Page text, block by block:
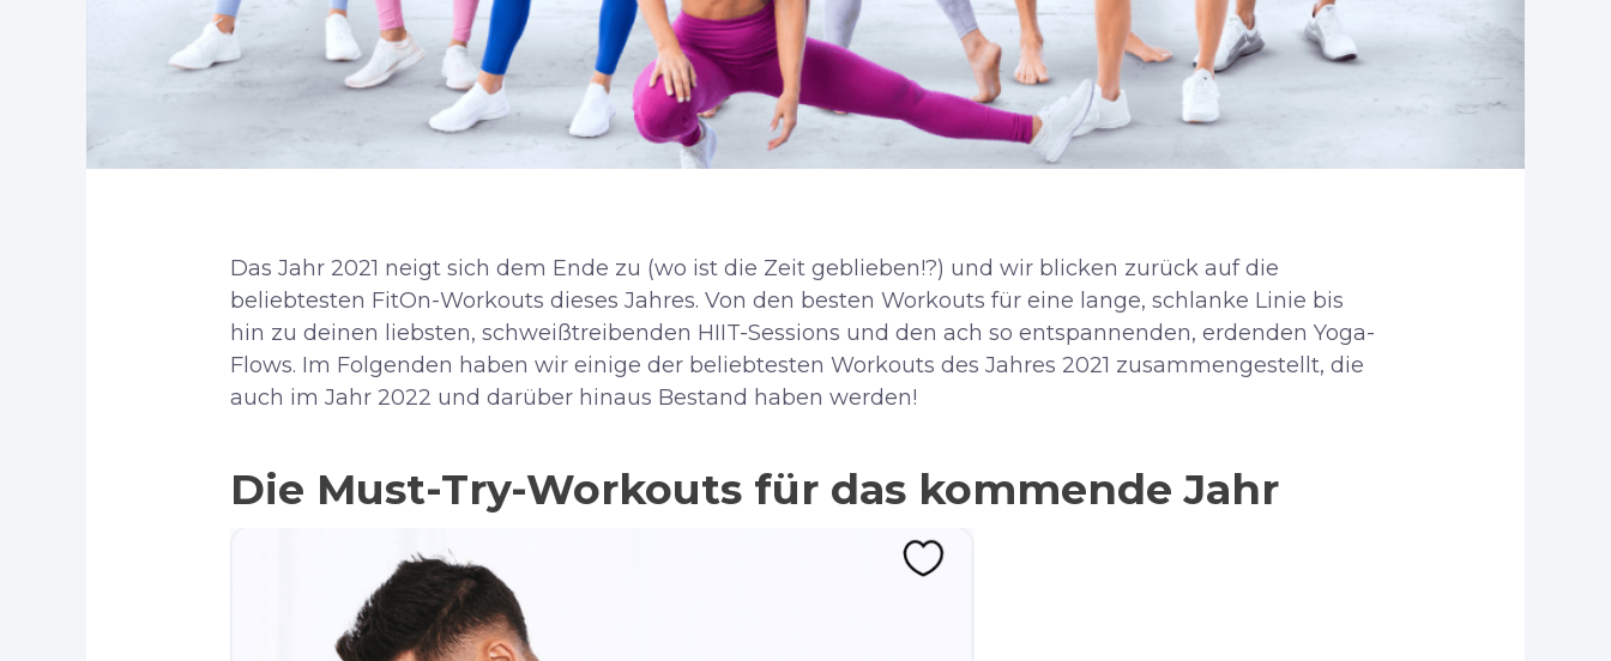
Das Jahr 2021 neigt sich dem Ende zu (wo ist die Zeit geblieben!?) und wir blicken zurück auf die
beliebtesten FitOn-Workouts dieses Jahres. Von den besten Workouts für eine lange, schlanke Linie bis
hin zu deinen liebsten, schweißtreibenden HIIT-Sessions und den ach so entspannenden, erdenden Yoga-
Flows. Im Folgenden haben wir einige der beliebtesten Workouts des Jahres 2021 zusammengestellt, die
auch im Jahr 2022 und darüber hinaus Bestand haben werden!
Die Must-Try-Workouts für das kommende Jahr